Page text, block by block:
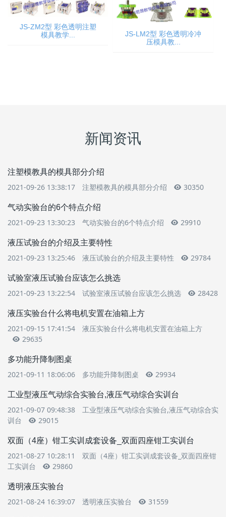
JS-ZM2型 彩色透明注塑
模具教学...
JS-LM2型 彩色透明冷冲
压模具教...
新闻资讯
注塑模教具的模具部分介绍
2021-09-26 13:38:17 注塑模教具的模具部分介绍 30350
气动实验台的6个特点介绍
2021-09-23 13:30:23 气动实验台的6个特点介绍 29910
液压试验台的介绍及主要特性
2021-09-23 13:25:46 液压试验台的介绍及主要特性 29784
试验室液压试验台应该怎么挑选
2021-09-23 13:22:54 试验室液压试验台应该怎么挑选 28428
液压实验台什么将电机安置在油箱上方
2021-09-15 17:41:54
液压实验台什么将电机安置在油箱上方
29635
多功能升降制图桌
2021-09-11 18:06:06 多功能升降制图桌 29934
工业型液压气动综合实验台,液压气动综合实训台
2021-09-07 09:48:38
工业型液压气动综合实验台,液压气动综合实
训台
29015
双面（4座）钳工实训成套设备_双面四座钳工实训台
2021-08-27 10:28:11
双面（4座）钳工实训成套设备_双面四座钳
工实训台
29860
透明液压实验台
2021-08-24 16:39:07 透明液压实验台 31559